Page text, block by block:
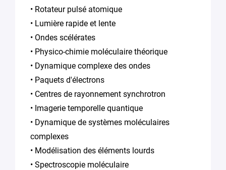
• Rotateur pulsé atomique
• Lumière rapide et lente
• Ondes scélérates
• Physico-chimie moléculaire théorique
• Dynamique complexe des ondes
• Paquets d'électrons
• Centres de rayonnement synchrotron
• Imagerie temporelle quantique
• Dynamique de systèmes moléculaires
complexes
• Modélisation des éléments lourds
• Spectroscopie moléculaire